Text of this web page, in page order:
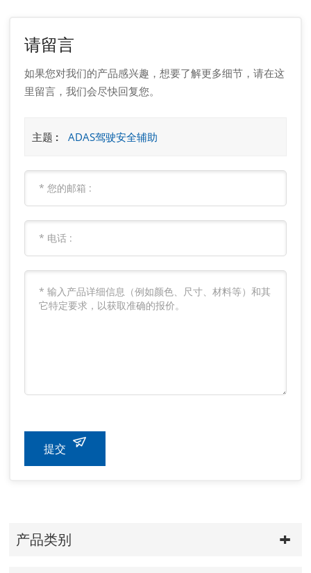
请留言
如果您对我们的产品感兴趣，想要了解更多细节，请在这
里留言，我们会尽快回复您。
主题 : ADAS驾驶安全辅助
提交
产品类别